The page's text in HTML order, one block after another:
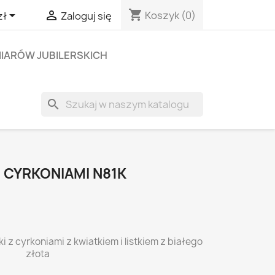
  Zaloguj się shopping_cart Koszyk (0)
JUBILERSKICH
search
N81K
z cyrkoniami z kwiatkiem i listkiem z białego
złota